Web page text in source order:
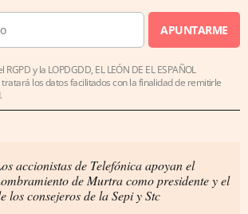
APUNTARME
y la LOPDGDD, EL LEÓN DE EL ESPAÑOL
tratará los datos facilitados con la finalidad de remitirle
accionistas de Telefónica apoyan el
de Murtra como presidente y el
los consejeros de la Sepi y Stc